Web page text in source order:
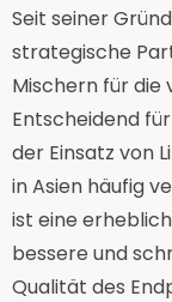
Seit seiner
strategische
Mischern für die
Entscheidend
der Einsatz von
in Asien häufig
ist eine
bessere und
Qualität des